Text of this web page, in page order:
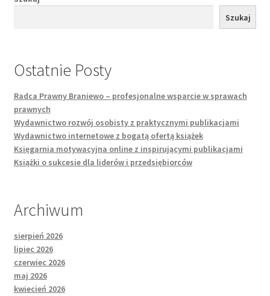
Szukaj
Ostatnie Posty
Radca Prawny Braniewo – profesjonalne wsparcie w sprawach
prawnych
Wydawnictwo rozwój osobisty z praktycznymi publikacjami
Wydawnictwo internetowe z bogatą ofertą książek
Księgarnia motywacyjna online z inspirującymi publikacjami
Książki o sukcesie dla liderów i przedsiębiorców
Archiwum
sierpień 2026
lipiec 2026
czerwiec 2026
maj 2026
kwiecień 2026